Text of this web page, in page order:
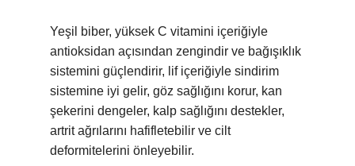
Yeşil biber, yüksek C vitamini içeriğiyle
antioksidan açısından zengindir ve bağışıklık
sistemini güçlendirir, lif içeriğiyle sindirim
sistemine iyi gelir, göz sağlığını korur, kan
şekerini dengeler, kalp sağlığını destekler,
artrit ağrılarını hafifletebilir ve cilt
deformitelerini önleyebilir.